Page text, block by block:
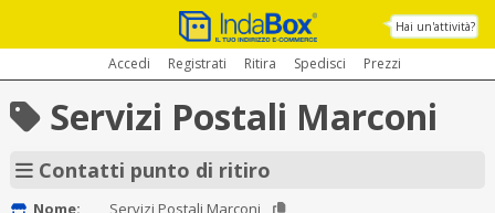
Hai un'attività?
Accedi Registrati Ritira Spedisci Prezzi
Servizi Postali Marconi
Contatti punto di ritiro
Nome:
Servizi Postali Marconi